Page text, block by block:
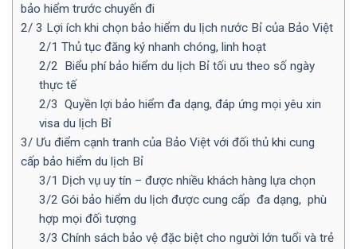
bảo hiểm trước chuyến đi
2/ 3 Lợi ích khi chọn bảo hiểm du lịch nước Bỉ của Bảo Việt
2/1 Thủ tục đăng ký nhanh chóng, linh hoạt
2/2 Biểu phí bảo hiểm du lịch Bỉ tối ưu theo số ngày
thực tế
2/3 Quyền lợi bảo hiểm đa dạng, đáp ứng mọi yêu xin
visa du lịch Bỉ
3/ Ưu điểm cạnh tranh của Bảo Việt với đối thủ khi cung
cấp bảo hiểm du lịch Bỉ
3/1 Dịch vụ uy tín – được nhiều khách hàng lựa chọn
3/2 Gói bảo hiểm du lịch được cung cấp đa dạng, phù
hợp mọi đối tượng
3/3 Chính sách bảo vệ đặc biệt cho người lớn tuổi và trẻ